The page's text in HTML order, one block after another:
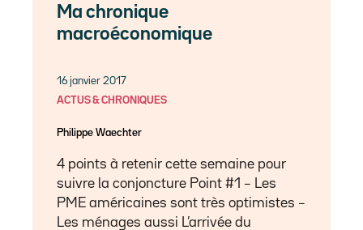
Ma chronique
macroéconomique
16 janvier 2017
ACTUS & CHRONIQUES
Philippe Waechter
4 points à retenir cette semaine pour
suivre la conjoncture Point #1 – Les
PME américaines sont très optimistes –
Les ménages aussi L’arrivée du